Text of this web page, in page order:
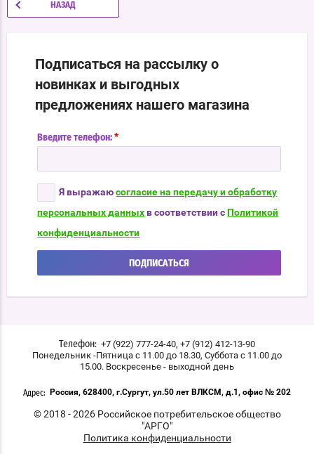
НАЗАД
Подписаться на рассылку о
новинках и выгодных
предложениях нашего магазина
Введите телефон:*
Я выражаюсогласие на передачу и обработку
персональных данных в соответствии сПолитикой
конфиденциальности
ПОДПИСАТЬСЯ
Телефон: +7 (922) 777-24-40, +7 (912) 412-13-90
Понедельник -Пятница с 11.00 до 18.30, Суббота с 11.00 до
15.00. Воскресенье - выходной день
Адрес: Россия, 628400, г.Сургут, ул.50 лет ВЛКСМ, д.1, офис № 202
© 2018 - 2026 Российское потребительское общество
"АРГО"
Политика конфиденциальности